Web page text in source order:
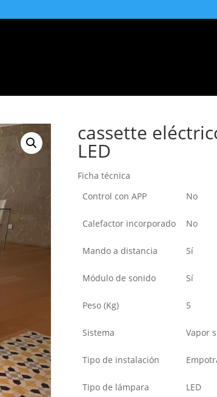
cassette
LED
Ficha técnica
Control con APP
No
Calefactor incorporado No
Mando a distancia Sí
Módulo de sonido Sí
Peso (Kg) 5
Sistema Vapor
Tipo de instalación
Tipo de lámpara LED